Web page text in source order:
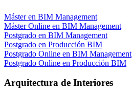
Máster en BIM Management
Máster Online en BIM Management
Postgrado en BIM Management
Postgrado en Producción BIM
Postgrado Online en BIM Management
Postgrado Online en Producción BIM
Arquitectura de Interiores